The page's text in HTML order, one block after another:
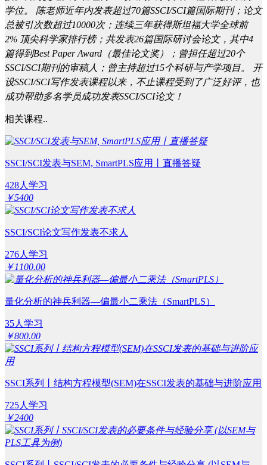
学位。 陈老师近年内发表超过70篇SSCI/SCI篇国际期刊；论文
总被引次数超过10000次；连续三年获得斯坦福大学全球前
2% 顶尖科学家排行榜；共发表26篇国际研讨会论文，其中4
篇得到Best Paper Award（最佳论文奖）；曾担任超过20个
SSCI/SCI期刊的审稿人；曾主持超过15个科研与产学项目。 开
设SSCI/SCI写作发表课程以来，不止课程受到了广泛好评，也
成功帮助多名学员成功发表SSCI/SCI论文！
相关课程..
SSCI/SCI发表与SEM, SmartPLS应用丨直播答疑
428人学习
￥5400
SSCI/SCI论文写作发表不求人
276人学习
￥1100.00
量化分析的神兵利器—偏最小二乘法（SmartPLS）
35人学习
￥800.00
SSCI系列丨结构方程模型(SEM)在SSCI发表的基础与进阶应用
725人学习
￥2400